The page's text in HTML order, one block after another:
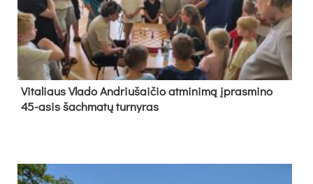
Vi­ta­liaus Vla­do And­riu­šai­čio at­mi­ni­mą įpras­mi­no
45-asis šach­ma­tų tur­ny­ras